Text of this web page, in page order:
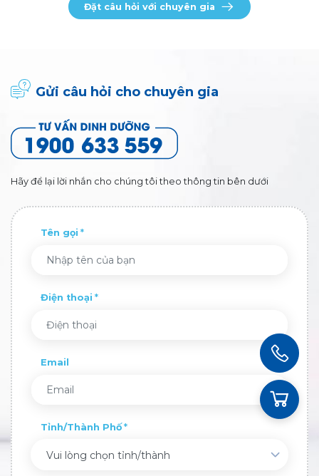
Đặt câu hỏi với chuyên gia
Gửi câu hỏi cho chuyên gia
Hãy để lại lời nhắn cho chúng tôi theo thông tin bên dưới
Tên gọi
Điện thoại
Email
Tỉnh/Thành Phố
Vui lòng chọn tỉnh/thành